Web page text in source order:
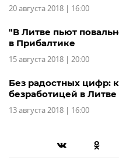
20 августа 2018 | 16:00
"В Литве пьют
в Прибалтике
15 августа 2018 | 20:00
Без радостных цифр:
безработицей в Литве
13 августа 2018 | 16:00